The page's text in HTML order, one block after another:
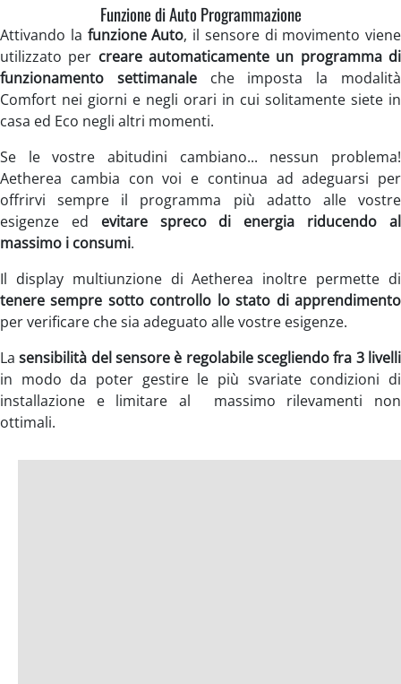
Funzione di Auto Programmazione
Attivando la funzione Auto, il sensore di movimento viene
utilizzato per creare automaticamente un programma di
funzionamento settimanaleche imposta la modalità
Comfort nei giorni e negli orari in cui solitamente siete in
casa ed Eco negli altri momenti.
Se le vostre abitudini cambiano... nessun problema!
Aetherea cambia con voi e continua ad adeguarsi per
offrirvi sempre il programma più adatto alle vostre
esigenze ed evitare spreco di energia riducendo al
massimo i consumi.
Il display multiunzione di Aetherea inoltre permette di
tenere sempre sotto controllo lo stato di apprendimento
per verificare che sia adeguato alle vostre esigenze.
Lasensibilità del sensore è regolabile scegliendo fra 3 livelli
in modo da poter gestire le più svariate condizioni di
installazione e limitare al massimo rilevamenti non
ottimali.